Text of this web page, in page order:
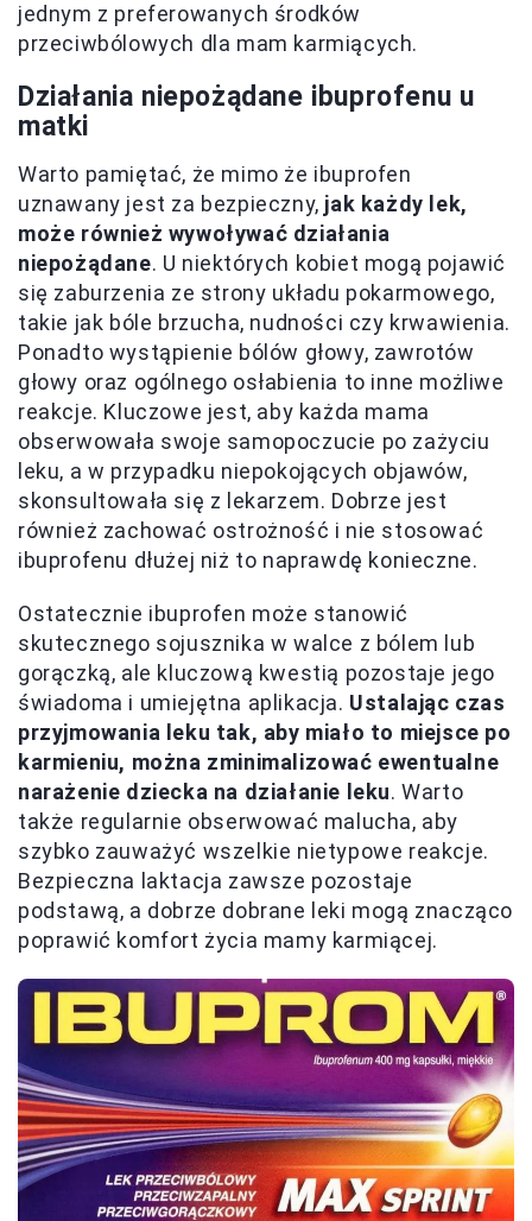
jednym z preferowanych środków
przeciwbólowych dla mam karmiących.
Działania niepożądane ibuprofenu u
matki
Warto pamiętać, że mimo że ibuprofen
uznawany jest za bezpieczny, jak każdy lek,
może również wywoływać działania
niepożądane. U niektórych kobiet mogą pojawić
się zaburzenia ze strony układu pokarmowego,
takie jak bóle brzucha, nudności czy krwawienia.
Ponadto wystąpienie bólów głowy, zawrotów
głowy oraz ogólnego osłabienia to inne możliwe
reakcje. Kluczowe jest, aby każda mama
obserwowała swoje samopoczucie po zażyciu
leku, a w przypadku niepokojących objawów,
skonsultowała się z lekarzem. Dobrze jest
również zachować ostrożność i nie stosować
ibuprofenu dłużej niż to naprawdę konieczne.
Ostatecznie ibuprofen może stanowić
skutecznego sojusznika w walce z bólem lub
gorączką, ale kluczową kwestią pozostaje jego
świadoma i umiejętna aplikacja. Ustalając czas
przyjmowania leku tak, aby miało to miejsce po
karmieniu, można zminimalizować ewentualne
narażenie dziecka na działanie leku. Warto
także regularnie obserwować malucha, aby
szybko zauważyć wszelkie nietypowe reakcje.
Bezpieczna laktacja zawsze pozostaje
podstawą, a dobrze dobrane leki mogą znacząco
poprawić komfort życia mamy karmiącej.